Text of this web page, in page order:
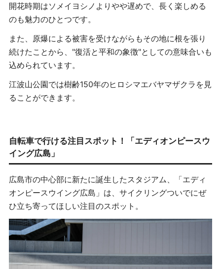
開花時期はソメイヨシノよりやや遅めで、長く楽しめる
のも魅力のひとつです。
また、原爆による被害を受けながらもその地に根を張り
続けたことから、"復活と平和の象徴"としての意味合いも
込められています。
江波山公園では樹齢150年のヒロシマエバヤマザクラを見
ることができます。
自転車で行ける注目スポット！「エディオンピースウ
イング広島」
広島市の中心部に新たに誕生したスタジアム、「エディ
オンピースウイング広島」は、サイクリングついでにぜ
ひ立ち寄ってほしい注目のスポット。